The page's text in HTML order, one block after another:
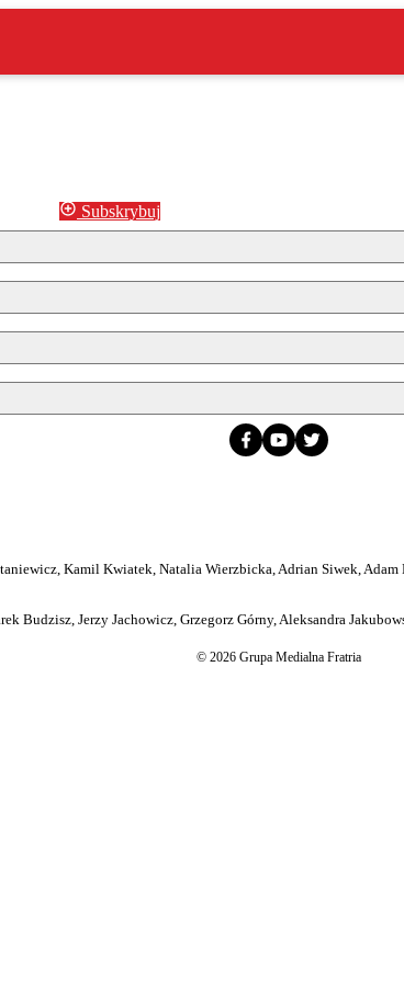
Subskrybuj
Kamil Kwiatek, Natalia Wierzbicka, Adrian Siwek, Adam
Jerzy Jachowicz, Grzegorz Górny, Aleksandra
© 2026 Grupa Medialna Fratria